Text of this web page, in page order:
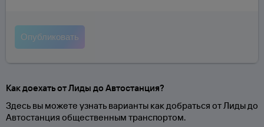
Как доехать от Лиды до Автостанция?
Здесь вы можете узнать варианты как добраться от Лиды до
Автостанция общественным транспортом.